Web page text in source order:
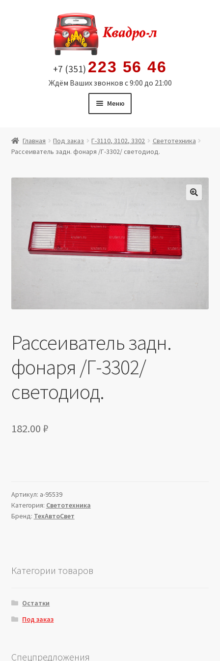
содержимому
+7 (351) 223 56 46
Ждём Ваших звонков с 9:00 до 21:00
Меню
Витрина
Мой аккаунт
Политика в отношении обработки персональных
данных
Производители
Главная Под заказ Г-3110, 3102, 3302
Светотехника
Рассеиватель задн. фонаря /Г-3302/ светодиод.
Рассеиватель задн.
фонаря /Г-3302/
светодиод.
182.00 ₽
Артикул: a-95539
Категория: Светотехника
Бренд: ТехАвтоСвет
Категории товаров
Остатки
Под заказ
Спецпредложения